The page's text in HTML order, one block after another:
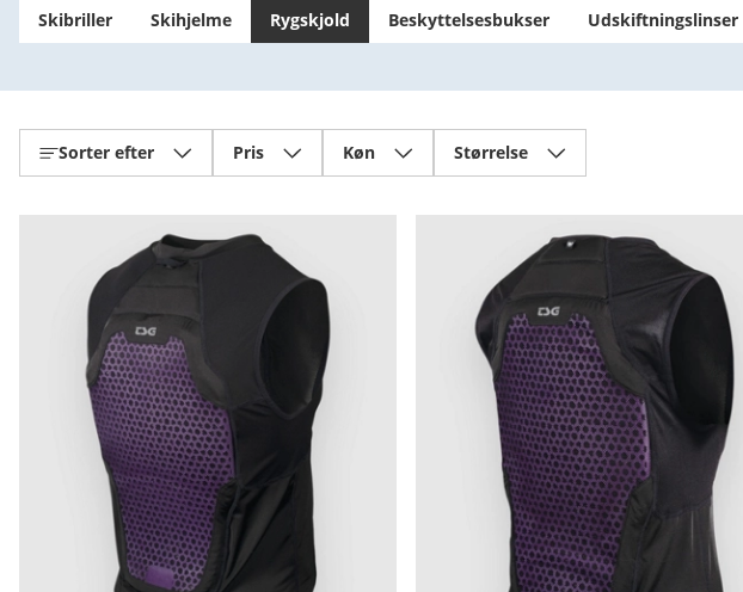
Skibriller Skihjelme Rygskjold Beskyttelsesbukser Udskiftningslinser
Sorter efter Pris Køn Størrelse